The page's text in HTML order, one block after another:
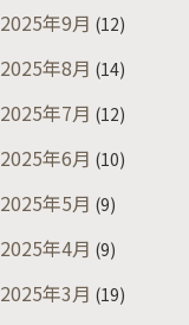
2025年9月 (12)
2025年8月 (14)
2025年7月 (12)
2025年6月 (10)
2025年5月 (9)
2025年4月 (9)
2025年3月 (19)